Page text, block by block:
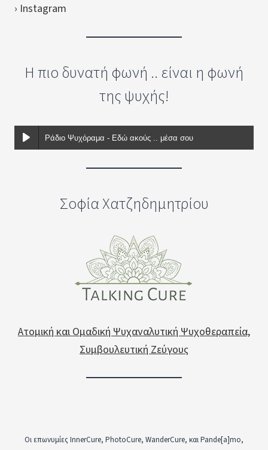
› Instagram
Η πιο δυνατή φωνή .. είναι η φωνή
της ψυχής!
Ράδιο Ψυχόραμα - Εδώ ακούς .. μέσα σου
Σοφία Χατζηδημητρίου
Ατομική και Ομαδική Ψυχαναλυτική Ψυχοθεραπεία,
Συμβουλευτική Ζεύγους
Οι επωνυμίες InnerCure, PhotoCure, WanderCure, και Pande[a]mo,